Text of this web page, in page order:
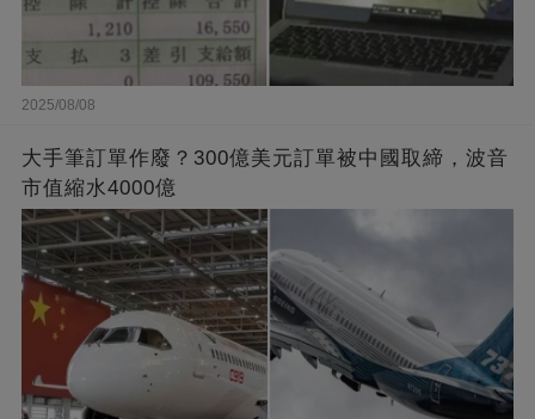
2025/08/08
大手筆訂單作廢？300億美元訂單被中國取締，波音
市值縮水4000億